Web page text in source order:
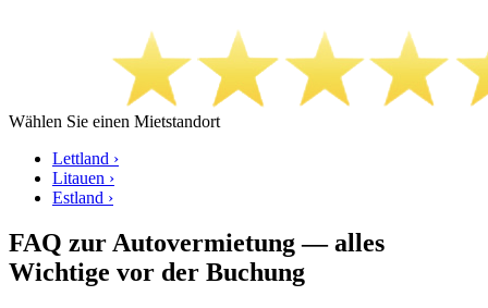
Wählen Sie einen Mietstandort
Lettland ›
Litauen ›
Estland ›
FAQ zur Autovermietung — alles
Wichtige vor der Buchung